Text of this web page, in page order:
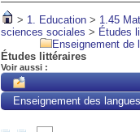
> 1. Education > 1.45
sciences sociales > Études
Enseignement de
Études littéraires
Voir aussi :
Enseignement des langues